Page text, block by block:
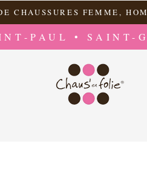
CHAUSSURES FEMME,
PAUL • SAINT-